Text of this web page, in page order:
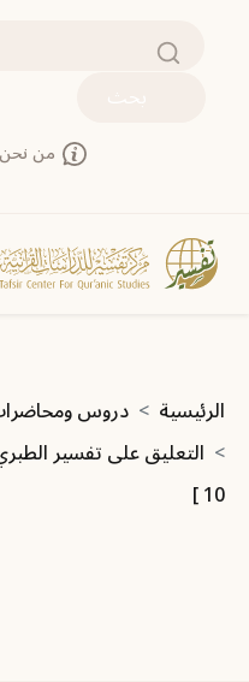
من نحن
مسار التنقل
الرئيسية دروس ومحاضرات
10 ]